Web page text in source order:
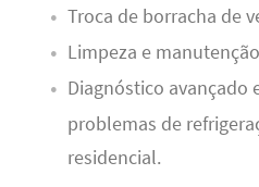
Troca de borracha de
Limpeza e
Diagnóstico avançado
problemas de
residencial.